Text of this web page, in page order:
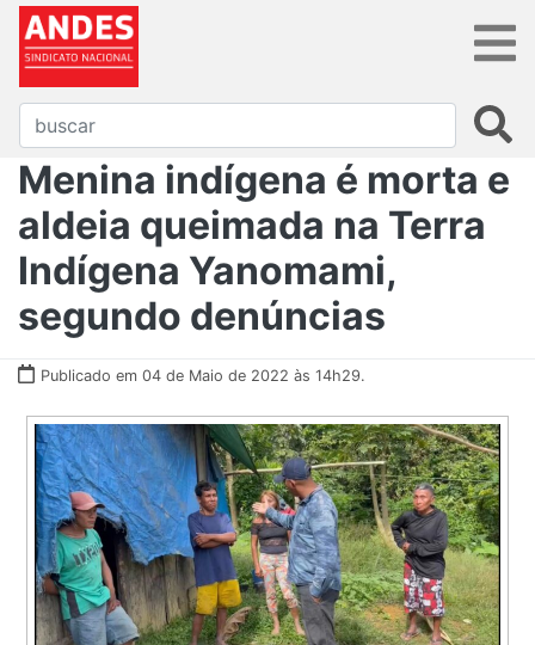
Menina indígena é morta e
aldeia queimada na Terra
Indígena Yanomami,
segundo denúncias
Publicado em 04 de Maio de 2022 às 14h29.